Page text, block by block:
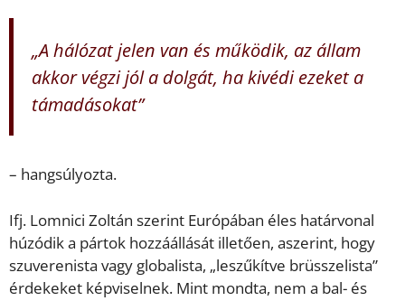
„A hálózat jelen van és működik, az állam
akkor végzi jól a dolgát, ha kivédi ezeket a
támadásokat”
– hangsúlyozta.
Ifj. Lomnici Zoltán szerint Európában éles határvonal
húzódik a pártok hozzáállását illetően, aszerint, hogy
szuverenista vagy globalista, „leszűkítve brüsszelista”
érdekeket képviselnek. Mint mondta, nem a bal- és